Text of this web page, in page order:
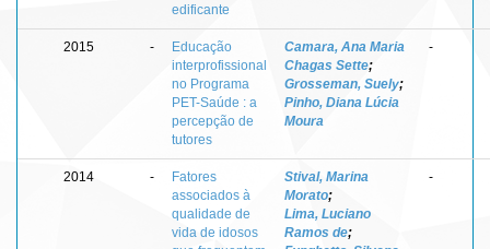
edificante
2015 -
Educação
interprofissional
no Programa
PET-Saúde : a
percepção de
tutores
Camara, Ana Maria
Chagas Sette;
Grosseman, Suely;
Pinho, Diana Lúcia
Moura
-
2014 -
Fatores
associados à
qualidade de
vida de idosos
Stival, Marina
Morato;
Lima, Luciano
Ramos de;
-